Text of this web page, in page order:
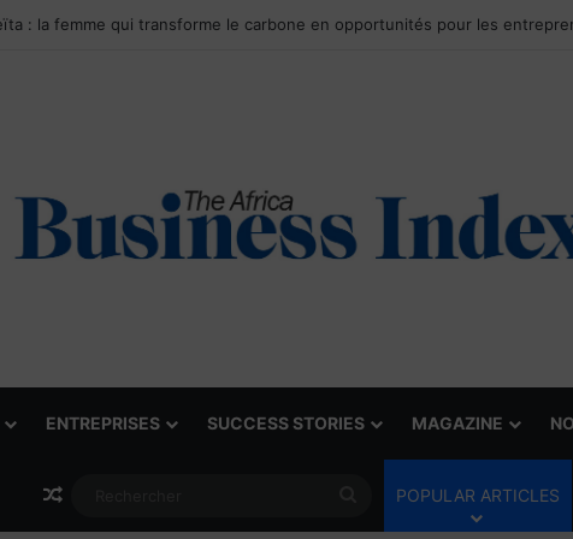
ENTREPRISES SUCCESS STORIES MAGAZINE
Rechercher
POPULAR ARTICLES